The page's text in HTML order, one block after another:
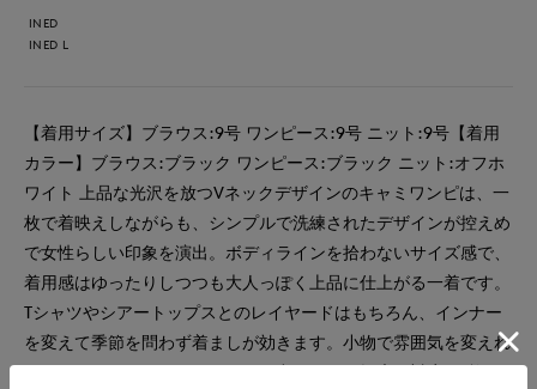
INED
INED L
【着用サイズ】ブラウス:9号 ワンピース:9号 ニット:9号【着用
カラー】ブラウス:ブラック ワンピース:ブラック ニット:オフホ
ワイト 上品な光沢を放つVネックデザインのキャミワンピは、一
枚で着映えしながらも、シンプルで洗練されたデザインが控えめ
で女性らしい印象を演出。ボディラインを拾わないサイズ感で、
着用感はゆったりしつつも大人っぽく上品に仕上がる一着です。
Tシャツやシアートップスとのレイヤードはもちろん、インナー
を変えて季節を問わず着ましが効きます。小物で雰囲気を変えれ
ば、デイリーからちょっとしたお出かけにも幅広く対応。1枚で